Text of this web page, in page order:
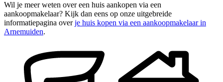
Wil je meer weten over een huis aankopen via een
aankoopmakelaar? Kijk dan eens op onze uitgebreide
informatiepagina overje huis kopen via een aankoopmakelaar in
Arnemuiden.